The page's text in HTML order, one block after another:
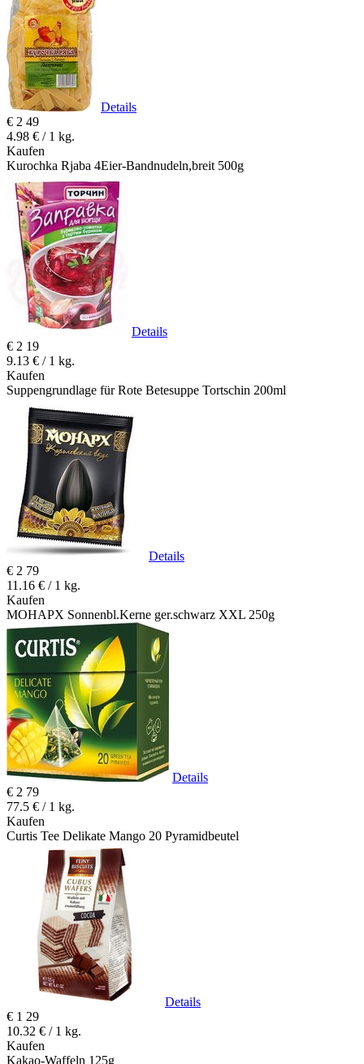
Details
€ 2 49
4.98 € / 1 kg.
Kaufen
Kurochka Rjaba 4Eier-Bandnudeln,breit 500g
Details
€ 2 19
9.13 € / 1 kg.
Kaufen
Suppengrundlage für Rote Betesuppe Tortschin 200ml
Details
€ 2 79
11.16 € / 1 kg.
Kaufen
MOHAPX Sonnenbl.Kerne ger.schwarz XXL 250g
Details
€ 2 79
77.5 € / 1 kg.
Kaufen
Curtis Tee Delikate Mango 20 Pyramidbeutel
Details
€ 1 29
10.32 € / 1 kg.
Kaufen
Kakao-Waffeln 125g